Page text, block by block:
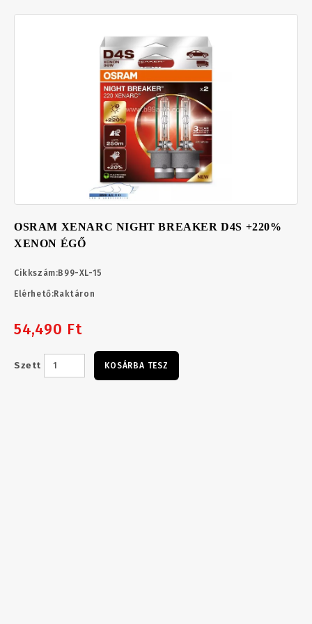
OSRAM XENARC NIGHT BREAKER D4S +220%
XENON ÉGŐ
Cikkszám:B99-XL-15
Elérhető:Raktáron
54,490 Ft
Szett KOSÁRBA TESZ